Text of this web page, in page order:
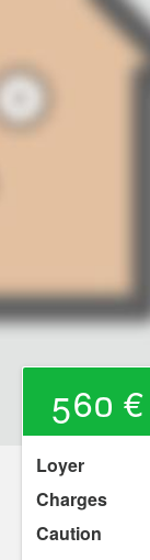
560 €
Loyer
Charges
Caution